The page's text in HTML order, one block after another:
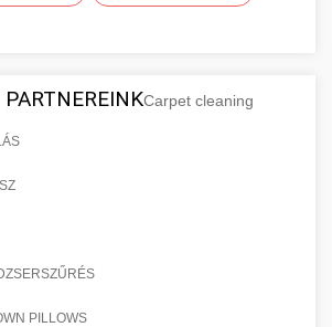
PARTNEREINKCarpet cleaning
PILLOWS